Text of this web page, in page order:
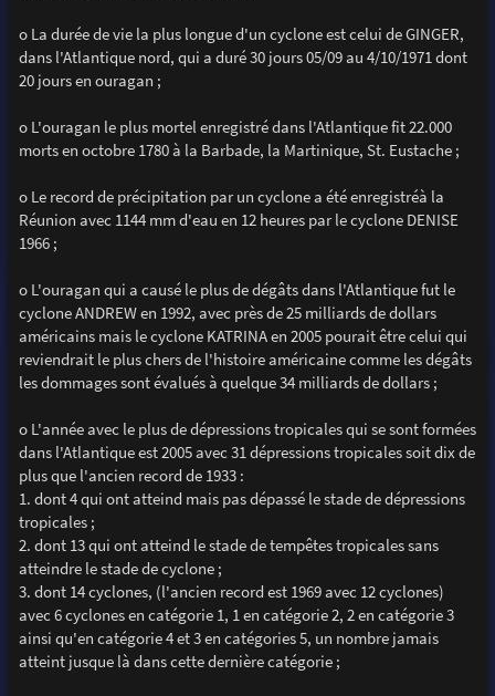
o La durée de vie la plus longue d'un cyclone est celui de GINGER,
dans l'Atlantique nord, qui a duré 30 jours 05/09 au 4/10/1971 dont
20 jours en ouragan ;
o L'ouragan le plus mortel enregistré dans l'Atlantique fit 22.000
morts en octobre 1780 à la Barbade, la Martinique, St. Eustache ;
o Le record de précipitation par un cyclone a été enregistréà la
Réunion avec 1144 mm d'eau en 12 heures par le cyclone DENISE
1966 ;
o L'ouragan qui a causé le plus de dégâts dans l'Atlantique fut le
cyclone ANDREW en 1992, avec près de 25 milliards de dollars
américains mais le cyclone KATRINA en 2005 pourait être celui qui
reviendrait le plus chers de l'histoire américaine comme les dégâts
les dommages sont évalués à quelque 34 milliards de dollars ;
o L'année avec le plus de dépressions tropicales qui se sont formées
dans l'Atlantique est 2005 avec 31 dépressions tropicales soit dix de
plus que l'ancien record de 1933 :
1. dont 4 qui ont atteind mais pas dépassé le stade de dépressions
tropicales ;
2. dont 13 qui ont atteind le stade de tempêtes tropicales sans
atteindre le stade de cyclone ;
3. dont 14 cyclones, (l'ancien record est 1969 avec 12 cyclones)
avec 6 cyclones en catégorie 1, 1 en catégorie 2, 2 en catégorie 3
ainsi qu'en catégorie 4 et 3 en catégories 5, un nombre jamais
atteint jusque là dans cette dernière catégorie ;